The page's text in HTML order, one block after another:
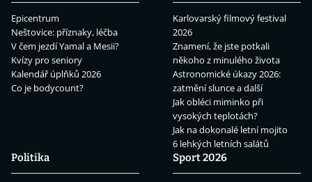
Epicentrum
Neštovice: příznaky, léčba
V čem jezdí Yamal a Mesii?
Kvízy pro seniory
Kalendář úplňků 2026
Co je bodycount?
Karlovarský filmový festival
2026
Znamení, že jste potkali
někoho z minulého života
Astronomické úkazy 2026:
zatmění slunce a další
Jak obléci miminko při
vysokých teplotách?
Jak na dokonalé letní mojito
6 lehkých letních salátů
Politika
Sport 2026